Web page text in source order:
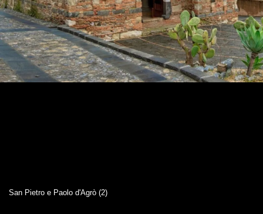
San Pietro e Paolo d'Agrò (2)